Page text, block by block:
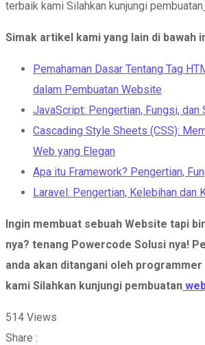
terbaik kami Silahkan kunjungi pembuatan
Simak artikel kami yang lain di bawah
Pemahaman Dasar Tentang Tag
dalam Pembuatan Website
JavaScript: Pengertian, Fungsi, dan
Cascading Style Sheets (CSS):
Web yang Elegan
Apa itu Framework? Pengertian,
Laravel: Pengertian, Kelebihan dan
Ingin membuat sebuah Website tapi
nya? tenang Powercode Solusi nya!
anda akan ditangani oleh
kami Silahkan kunjungi pembuatan
514 Views
Share :